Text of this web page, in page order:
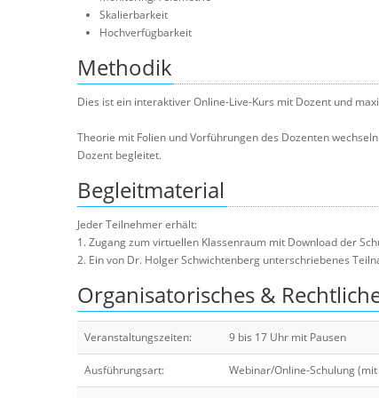
Skalierbarkeit
Hochverfügbarkeit
Methodik
Dies ist ein interaktiver Online-Live-Kurs mit Dozent und
Theorie mit Folien und Vorführungen des Dozenten
Dozent begleitet.
Begleitmaterial
Jeder Teilnehmer erhält:
1. Zugang zum virtuellen Klassenraum mit Download der
2. Ein von Dr. Holger Schwichtenberg unterschriebenes
Organisatorisches &
Veranstaltungszeiten: 9 bis 17 Uhr mit Pausen
Ausführungsart: Webinar/Online-Schulung (mit